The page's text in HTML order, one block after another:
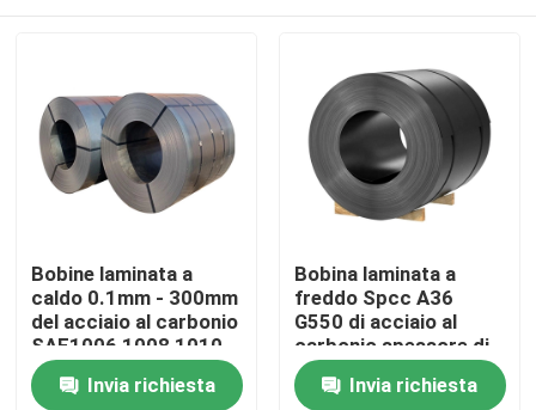
Prodotti
Circa noi
Bobine laminata a
caldo 0.1mm - 300mm
del acciaio al carbonio
SAE1006 1008 1010
Invia richiesta
Bobina laminata a
freddo Spcc A36
G550 di acciaio al
carbonio spessore di
300mm - di 0.1mm
Invia richiesta